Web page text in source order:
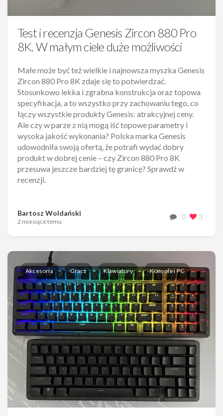
Test i recenzja Genesis Zircon 880 Pro
8K. W małym ciele duże możliwości
Małe może być też wielkie i najnowsza myszka Genesis
Zircon 880 Pro 8K zdaje się to potwierdzać.
Stosunkowo lekka i zgrabna konstrukcja oraz topowa
specyfikacja, a to wszystko przy zachowaniu tego, co
łączy wszystkie produkty Genesis: atrakcyjnej ceny.
Ale czy w parze z nią mogą iść topowe parametry i
wysoka jakość wykonania? Polska marka Genesis
udowodniła swoją ofertą, że potrafi wydać dobry
produkt w dobrej cenie – czy Zircon 880 Pro 8K
przesuwa jeszcze bardziej tę granicę? Sprawdź w
recenzji.
Bartosz Woldański
2 miesiące temu
0 3
Akcesoria Gracz Klawiatury Konsole i PC